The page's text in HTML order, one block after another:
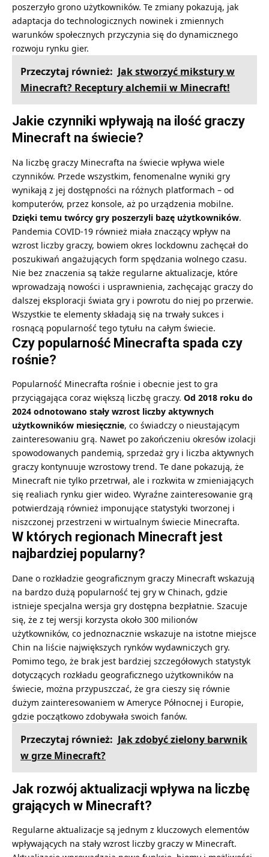
poszerzyło grono użytkowników. Te zmiany pokazują, jak
adaptacja do technologicznych nowinek i zmiennych
warunków społecznych przyczynia się do dynamicznego
rozwoju rynku gier.
Przeczytaj również: Jak stworzyć mikstury w
Minecraft? Receptury alchemii w Minecraft!
Jakie czynniki wpływają na ilość graczy
Minecraft na świecie?
Na liczbę graczy Minecrafta na świecie wpływa wiele
czynników. Przede wszystkim, fenomenalne wyniki gry
wynikają z jej dostępności na różnych platformach – od
komputerów, przez konsole, aż po urządzenia mobilne.
Dzięki temu twórcy gry poszerzyli bazę użytkowników.
Pandemia COVID-19 również miała znaczący wpływ na
wzrost liczby graczy, bowiem okres lockdownu zachęcał do
poszukiwań angażujących form spędzania wolnego czasu.
Nie bez znaczenia są także regularne aktualizacje, które
wprowadzają nowości i usprawnienia, zachęcając graczy do
dalszej eksploracji świata gry i powrotu do niej po przerwie.
Wszystkie te elementy składają się na trwały sukces i
rosnącą popularność tego tytułu na całym świecie.
Czy popularność Minecrafta spada czy
rośnie?
Popularność Minecrafta rośnie i obecnie jest to gra
przyciągająca coraz większą liczbę graczy. Od 2018 roku do
2024 odnotowano stały wzrost liczby aktywnych
użytkowników miesięcznie, co świadczy o nieustającym
zainteresowaniu grą. Nawet po zakończeniu okresów izolacji
spowodowanych pandemią, sprzedaż gry i liczba aktywnych
graczy kontynuuje wzrostowy trend. Te dane pokazują, że
Minecraft nie tylko przetrwał, ale i rozkwita w zmieniających
się realiach rynku gier wideo. Wyraźne zainteresowanie grą
potwierdzają również imponujące statystyki tworzonej i
niszczonej przestrzeni w wirtualnym świecie Minecrafta.
W których regionach Minecraft jest
najbardziej popularny?
Dane o rozkładzie geograficznym graczy Minecraft wskazują
na bardzo dużą popularność tej gry w Chinach, gdzie
istnieje specjalna wersja gry dostępna bezpłatnie. Szacuje
się, że z tej wersji korzysta około 300 milionów
użytkowników, co jednoznacznie wskazuje na istotne miejsce
Chin na liście największych rynków wydawniczych gry.
Pomimo tego, że brak jest bardziej szczegółowych statystyk
dotyczących rozkładu geograficznego użytkowników na
świecie, można przypuszczać, że gra cieszy się równie
dużym zainteresowaniem w Ameryce Północnej i Europie,
gdzie początkowo zdobywała swoich fanów.
Przeczytaj również: Jak zdobyć zielony barwnik
w grze Minecraft?
Jak rozwój aktualizacji wpływa na liczbę
grających w Minecraft?
Regularne aktualizacje są jednym z kluczowych elementów
wpływających na stały wzrost liczby graczy w Minecraft.